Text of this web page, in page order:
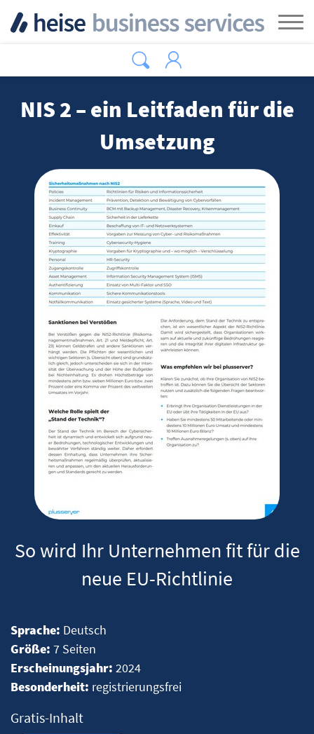
NIS 2 – ein Leitfaden für die
Umsetzung
So wird Ihr Unternehmen fit für die
neue EU-Richtlinie
Sprache: Deutsch
Größe: 7 Seiten
Erscheinungsjahr: 2024
Besonderheit: registrierungsfrei
Gratis-Inhalt